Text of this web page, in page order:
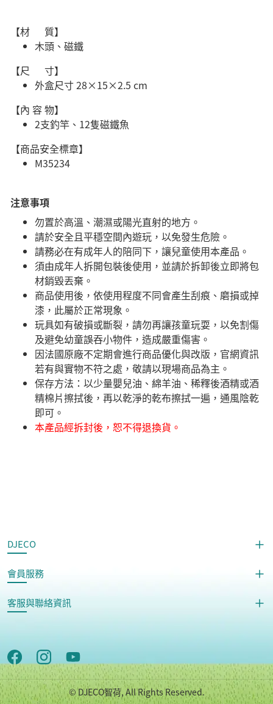
【材 質】
木頭、磁鐵
【尺 寸】
外盒尺寸 28×15×2.5 cm
【內 容 物】
2支釣竿、12隻磁鐵魚
【商品安全標章】
M35234
注意事項
勿置於高溫、潮濕或陽光直射的地方。
請於安全且平穩空間內遊玩，以免發生危險。​
請務必在有成年人的陪同下，讓兒童使用本產品。
須由成年人拆開包裝後使用，並請於拆卸後立即將包
材銷毀丟棄。
商品使用後，依使用程度不同會產生刮痕、磨損或掉
漆，此屬於正常現象。
玩具如有破損或斷裂，請勿再讓孩童玩耍，以免割傷
及避免幼童誤吞小物件，造成嚴重傷害。
因法國原廠不定期會進行商品優化與改版，官網資訊
若有與實物不符之處，敬請以現場商品為主。
​保存方法：以少量嬰兒油、綿羊油、稀釋後酒精或酒
精棉片擦拭後，再以乾淨的乾布擦拭一遍，通風陰乾
即可。
本產品經拆封後，恕不得退換貨。
DJECO
會員服務
客服與聯絡資訊
© DJECO智荷, All Rights Reserved.